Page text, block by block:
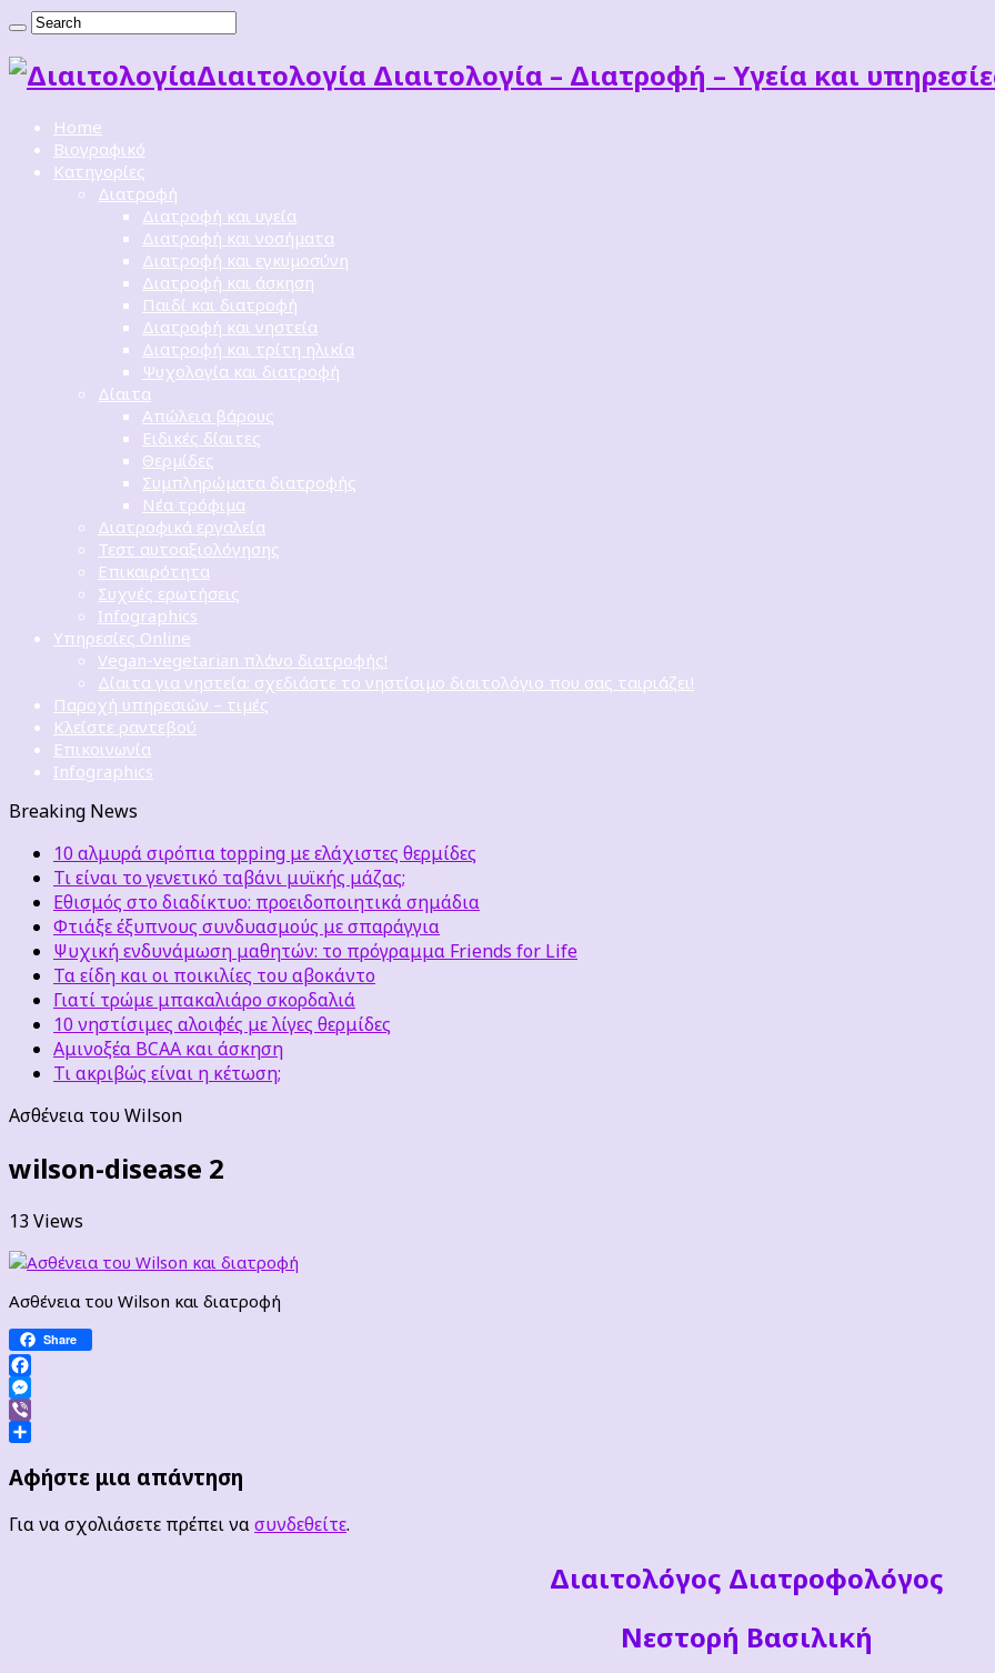
Διαιτoλογία Διαιτολογία – Διατροφή – Υγεία και
Home
Βιογραφικό
Κατηγορίες
Διατροφή
Διατροφή και υγεία
Διατροφή και νοσήματα
Διατροφή και εγκυμοσύνη
Διατροφή και άσκηση
Παιδί και διατροφή
Διατροφή και νηστεία
Διατροφή και τρίτη ηλικία
Ψυχολογία και διατροφή
Δίαιτα
Απώλεια βάρους
Ειδικές δίαιτες
Θερμίδες
Συμπληρώματα διατροφής
Νέα τρόφιμα
Διατροφικά εργαλεία
Τεστ αυτοαξιολόγησης
Επικαιρότητα
Συχνές ερωτήσεις
Infographics
Υπηρεσίες Online
Vegan-vegetarian πλάνο διατροφής!
Δίαιτα για νηστεία: σχεδιάστε το νηστίσιμο διαιτολόγιο που σας ταιριάζει!
Παροχή υπηρεσιών – τιμές
Κλείστε ραντεβού
Επικοινωνία
Infographics
Breaking News
10 αλμυρά σιρόπια topping με ελάχιστες θερμίδες
Τι είναι το γενετικό ταβάνι μυϊκής μάζας;
Εθισμός στο διαδίκτυο: προειδοποιητικά σημάδια
Φτιάξε έξυπνους συνδυασμούς με σπαράγγια
Ψυχική ενδυνάμωση μαθητών: το πρόγραμμα Friends for Life
Τα είδη και οι ποικιλίες του αβοκάντο
Γιατί τρώμε μπακαλιάρο σκορδαλιά
10 νηστίσιμες αλοιφές με λίγες θερμίδες
Αμινοξέα BCAA και άσκηση
Τι ακριβώς είναι η κέτωση;
Ασθένεια του Wilson
wilson-disease 2
13 Views
Ασθένεια του Wilson και διατροφή
Share
Facebook
Messenger
Viber
Αφήστε μια απάντηση
Για να σχολιάσετε πρέπει νασυνδεθείτε.
Διαιτoλόγος Διατροφολόγος
Νεστορή Βασιλική